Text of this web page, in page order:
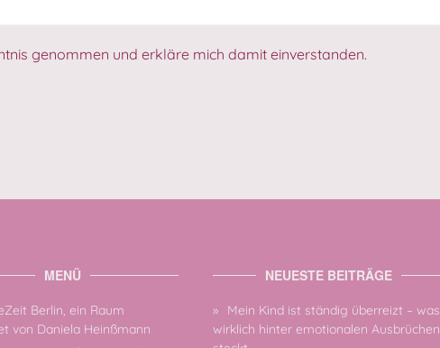
genommen und erkläre mich damit einverstanden.
MENÜ
Berlin, ein Raum
von Daniela Heinßmann
NEUESTE BEITRÄGE
Mein Kind ist ständig überreizt – was
wirklich hinter emotionalen Ausbrüchen